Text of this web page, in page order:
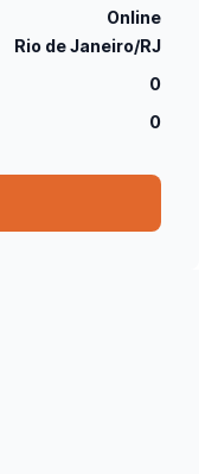
Online
Rio de Janeiro/RJ
0
0